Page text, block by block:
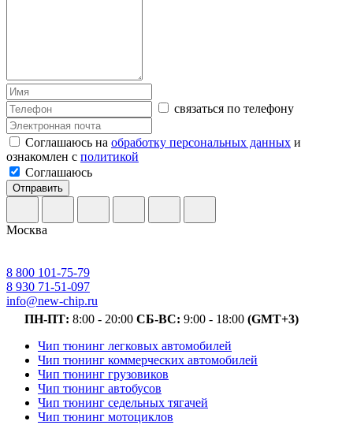
связаться по телефону
Соглашаюсь на обработку персональных данных и
ознакомлен с политикой
Соглашаюсь
Отправить
Москва
8 800 101-75-79
8 930 71-51-097
info@new-chip.ru
ПН-ПТ: 8:00 - 20:00 СБ-ВС: 9:00 - 18:00 (GMT+3)
Чип тюнинг легковых автомобилей
Чип тюнинг коммерческих автомобилей
Чип тюнинг грузовиков
Чип тюнинг автобусов
Чип тюнинг седельных тягачей
Чип тюнинг мотоциклов